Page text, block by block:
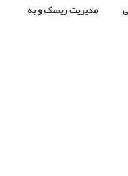
مدیریت ریسک و به